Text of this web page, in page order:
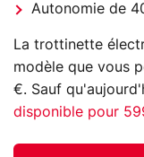
Autonomie de
La trottinette
modèle que vous
€. Sauf
disponible pour